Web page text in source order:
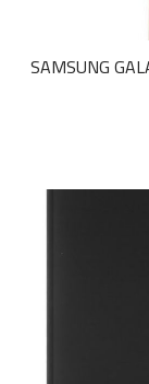
SAMSUNG